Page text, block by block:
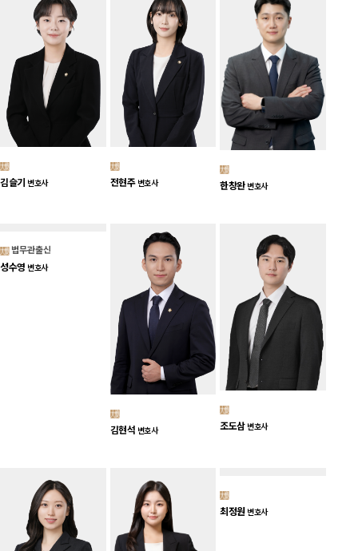
김슬기 변호사 전현주변호사 한창완변호사
법무관출신
성수영 변호사
김현석 변호사 조도삼변호사
최정원변호사